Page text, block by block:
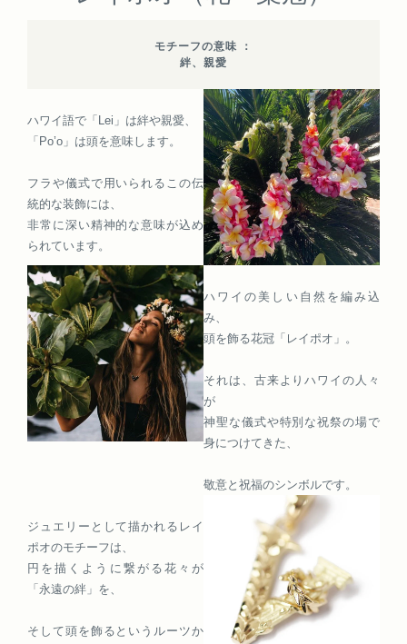
モチーフの意味 ：
絆、親愛
ハワイ語で「Lei」は絆や親愛、
「Po’o」は頭を意味します。
フラや儀式で用いられるこの伝
統的な装飾には、
非常に深い精神的な意味が込め
られています。
ハワイの美しい自然を編み込
み、
頭を飾る花冠「レイポオ」。
それは、古来よりハワイの人々
が
神聖な儀式や特別な祝祭の場で
身につけてきた、
敬意と祝福のシンボルです。
ジュエリーとして描かれるレイ
ポオのモチーフは、
円を描くように繋がる花々が
「永遠の絆」を、
そして頭を飾るというルーツか